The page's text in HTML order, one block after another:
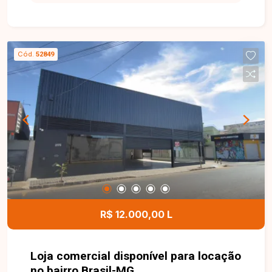
totalmente planejada com armários, varanda
gourmet com churrasqueira, banheiro externo,
piscina aquecida e 03 vagas de garagem. Os
ambientes foram projetados para oferecer
conforto, funcionalidade e excelente
aproveitamento dos espaços, tornando o imóvel
ideal para quem busca qualidade de vida. Esta é
uma excelente oportunidade para quem deseja
morar em uma casa completa, moderna e com
área de lazer no bairro Aclimação. Agende uma
visita e venha conhecer todos os detalhes deste
Cód. 52849
R$ 12.000,00 L
Loja comercial disponível para locação